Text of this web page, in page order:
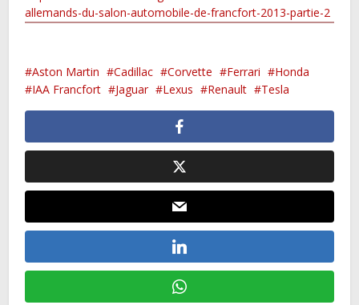
allemands-du-salon-automobile-de-francfort-2013-partie-2
Aston Martin Cadillac Corvette Ferrari
Honda
IAA Francfort
Jaguar Lexus Renault Tesla